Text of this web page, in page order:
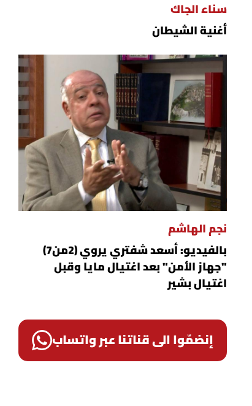
سناء الجاك
أغنية الشيطان
نجم الهاشم
بالفيديو: أسعد شفتري يروي (2من7)
"جهاز الأمن" بعد اغتيال مايا وقبل
اغتيال بشير
إنضمّوا الى قناتنا عبر واتساب